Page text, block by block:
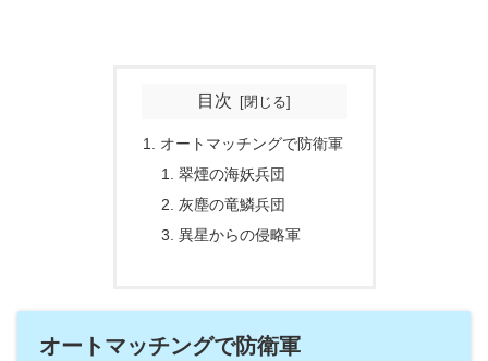
目次
オートマッチングで防衛軍
翠煙の海妖兵団
灰塵の竜鱗兵団
異星からの侵略軍
オートマッチングで防衛軍